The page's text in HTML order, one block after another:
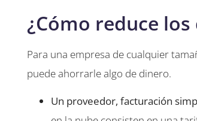
¿Cómo reduce los
Para una empresa de cualquier
puede ahorrarle algo de dinero.
Un proveedor, facturación